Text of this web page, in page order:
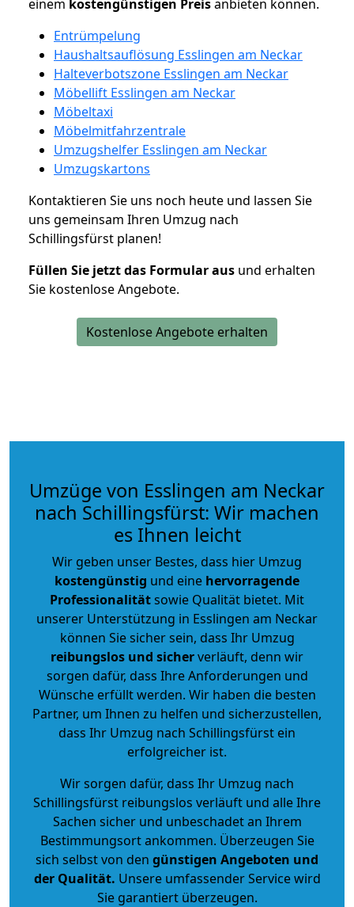
einem kostengünstigen Preisanbieten können.
Entrümpelung
Haushaltsauflösung Esslingen am Neckar
Halteverbotszone Esslingen am Neckar
Möbellift Esslingen am Neckar
Möbeltaxi
Möbelmitfahrzentrale
Umzugshelfer Esslingen am Neckar
Umzugskartons
Kontaktieren Sie uns noch heute und lassen Sie
uns gemeinsam Ihren Umzug nach
Schillingsfürst planen!
Füllen Sie jetzt das Formular aus und erhalten
Sie kostenlose Angebote.
Kostenlose Angebote erhalten
Umzüge von Esslingen am Neckar
nach Schillingsfürst: Wir machen
es Ihnen leicht
Wir geben unser Bestes, dass hier Umzug
kostengünstig und eine hervorragende
Professionalitätsowie Qualität bietet. Mit
unserer Unterstützung in Esslingen am Neckar
können Sie sicher sein, dass Ihr Umzug
reibungslos und sicherverläuft, denn wir
sorgen dafür, dass Ihre Anforderungen und
Wünsche erfüllt werden. Wir haben die besten
Partner, um Ihnen zu helfen und sicherzustellen,
dass Ihr Umzug nach Schillingsfürst ein
erfolgreicher ist.
Wir sorgen dafür, dass Ihr Umzug nach
Schillingsfürst reibungslos verläuft und alle Ihre
Sachen sicher und unbeschadet an Ihrem
Bestimmungsort ankommen. Überzeugen Sie
sich selbst von den günstigen Angeboten und
der Qualität. Unsere umfassender Service wird
Sie garantiert überzeugen.